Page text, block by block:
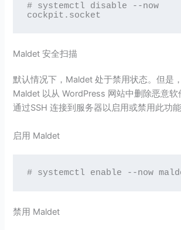
# systemctl disable --now
cockpit.socket
Maldet 安全扫描
默认情况下，Maldet 处于禁用状态。但是
Maldet 以从 WordPress 网站中删除恶意
通过SSH 连接到服务器以启用或禁用此功能
启用 Maldet
# systemctl enable --now
禁用 Maldet